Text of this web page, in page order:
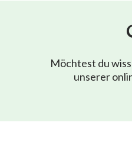
Möchtest du
unserer